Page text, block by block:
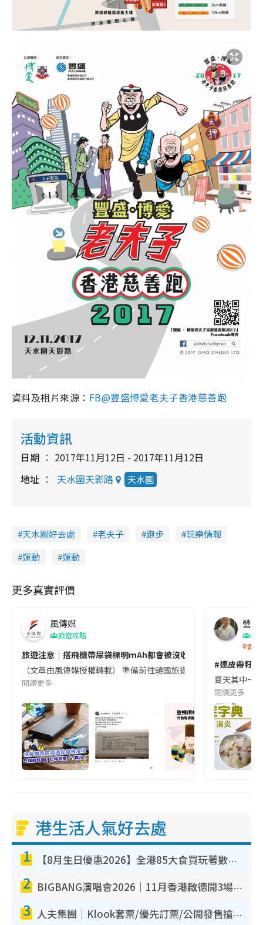
資料及相片來源： FB@豐盛博愛老夫子香港慈善跑
活動資訊
日期
2017年11月12日 - 2017年11月12日
地址
天水圍天影路 天水圍
天水圍好去處 老夫子 跑步
玩樂情報
運動
運動
更多真實評價
風傳媒
旅遊攻略
旅遊注意｜搭飛機帶尿袋標明mAh都會被沒收😱出發前切記檢查
（文章由風傳媒授權轉載） 準備前往韓國旅遊的民眾，近期要
閱讀更多
營養
香港
#連皮帶籽
夏天其中一
閱讀更多
港生活人氣好去處
1 【8月生日優惠2026】全港85大食買玩著數攻略 自助餐/火鍋放題同行免費＋誠品/DONKI送現金券
2 BIGBANG演唱會2026｜11月香港啟德開3場！實名制VIP申請、優先購票攻略
3 人夫集團｜Klook套票/優先訂票/公開發售搶飛攻略！附票價.購票連結.場地座位表